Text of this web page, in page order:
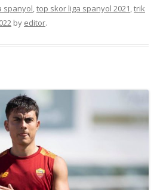
spanyol,top skor liga spanyol 2021,trik
by editor.